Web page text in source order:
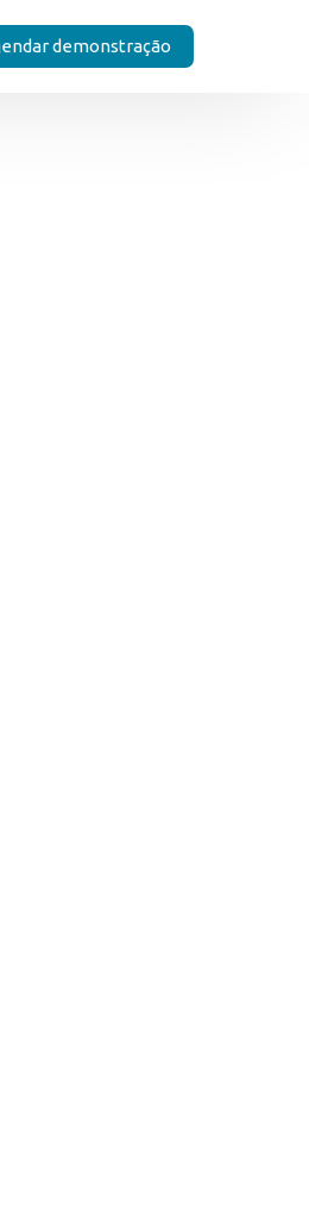
demonstração